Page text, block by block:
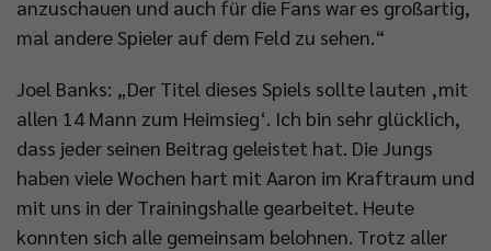
anzuschauen und auch für die Fans war es großartig,
mal andere Spieler auf dem Feld zu sehen.“
Joel Banks: „Der Titel dieses Spiels sollte lauten ‚mit
allen 14 Mann zum Heimsieg‘. Ich bin sehr glücklich,
dass jeder seinen Beitrag geleistet hat. Die Jungs
haben viele Wochen hart mit Aaron im Kraftraum und
mit uns in der Trainingshalle gearbeitet. Heute
konnten sich alle gemeinsam belohnen. Trotz aller